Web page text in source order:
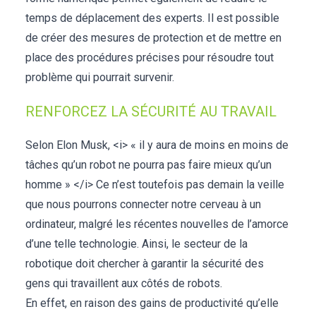
temps de déplacement des experts. Il est possible
de créer des mesures de protection et de mettre en
place des procédures précises pour résoudre tout
problème qui pourrait survenir.
RENFORCEZ LA SÉCURITÉ AU TRAVAIL
Selon Elon Musk, <i> « il y aura de moins en moins de
tâches qu’un robot ne pourra pas faire mieux qu’un
homme » </i> Ce n’est toutefois pas demain la veille
que nous pourrons connecter notre cerveau à un
ordinateur, malgré les récentes nouvelles de l’amorce
d’une telle technologie. Ainsi, le secteur de la
robotique doit chercher à garantir la sécurité des
gens qui travaillent aux côtés de robots.
En effet, en raison des gains de productivité qu’elle